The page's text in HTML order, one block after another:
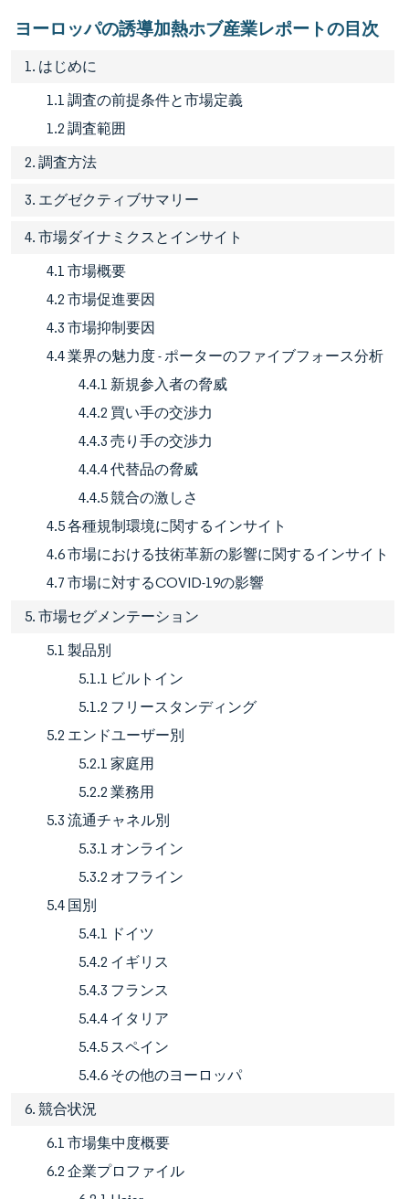
ヨーロッパの誘導加熱ホブ産業レポートの目次
1. はじめに
1.1 調査の前提条件と市場定義
1.2 調査範囲
2. 調査方法
3. エグゼクティブサマリー
4. 市場ダイナミクスとインサイト
4.1 市場概要
4.2 市場促進要因
4.3 市場抑制要因
4.4 業界の魅力度 - ポーターのファイブフォース分析
4.4.1 新規参入者の脅威
4.4.2 買い手の交渉力
4.4.3 売り手の交渉力
4.4.4 代替品の脅威
4.4.5 競合の激しさ
4.5 各種規制環境に関するインサイト
4.6 市場における技術革新の影響に関するインサイト
4.7 市場に対するCOVID-19の影響
5. 市場セグメンテーション
5.1 製品別
5.1.1 ビルトイン
5.1.2 フリースタンディング
5.2 エンドユーザー別
5.2.1 家庭用
5.2.2 業務用
5.3 流通チャネル別
5.3.1 オンライン
5.3.2 オフライン
5.4 国別
5.4.1 ドイツ
5.4.2 イギリス
5.4.3 フランス
5.4.4 イタリア
5.4.5 スペイン
5.4.6 その他のヨーロッパ
6. 競合状況
6.1 市場集中度概要
6.2 企業プロファイル